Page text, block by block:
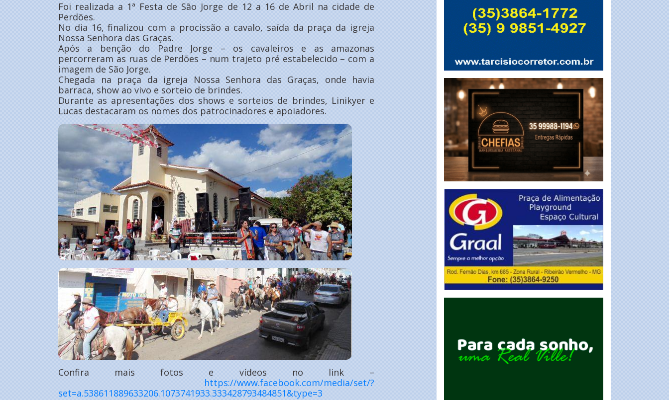
Foi realizada a 1ª Festa de São Jorge de 12 a 16 de Abril na cidade de
Perdões.
No dia 16, finalizou com a procissão a cavalo, saída da praça da igreja
Nossa Senhora das Graças.
Após a benção do Padre Jorge – os cavaleiros e as amazonas
percorreram as ruas de Perdões – num trajeto pré estabelecido – com a
imagem de São Jorge.
Chegada na praça da igreja Nossa Senhora das Graças, onde havia
barraca, show ao vivo e sorteio de brindes.
Durante as apresentações dos shows e sorteios de brindes, Linikyer e
Lucas destacaram os nomes dos patrocinadores e apoiadores.
Confira mais fotos e vídeos no link –
https://www.facebook.com/media/set/?
set=a.538611889633206.1073741933.333428793484851&type=3